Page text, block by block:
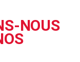
NOUS